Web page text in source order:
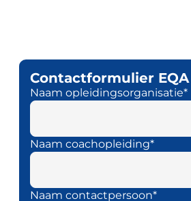
Contactformulier EQA
Naam opleidingsorganisatie*
Naam coachopleiding*
Naam contactpersoon*